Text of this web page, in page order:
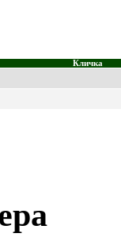
Кличка